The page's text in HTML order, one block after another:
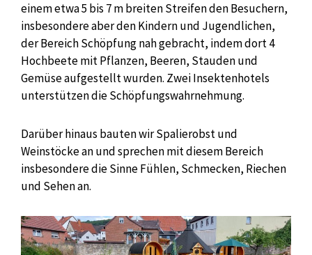
einem etwa 5 bis 7 m breiten Streifen den Besuchern,
insbesondere aber den Kindern und Jugendlichen,
der Bereich Schöpfung nah gebracht, indem dort 4
Hochbeete mit Pflanzen, Beeren, Stauden und
Gemüse aufgestellt wurden. Zwei Insektenhotels
unterstützen die Schöpfungswahrnehmung.
Darüber hinaus bauten wir Spalierobst und
Weinstöcke an und sprechen mit diesem Bereich
insbesondere die Sinne Fühlen, Schmecken, Riechen
und Sehen an.